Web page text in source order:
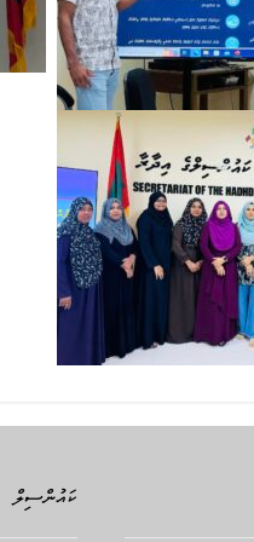
ކައުންސިލް